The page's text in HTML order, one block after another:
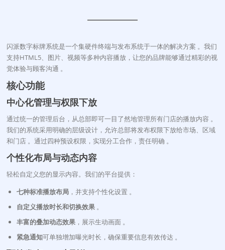
闪派数字标牌系统是一个集硬件终端与发布系统于一体的解决方案 。我们
支持HTML5、图片、视频等多种内容播放，让您的品牌能够通过精彩的视
觉体验与顾客沟通 。
核心功能
中心化管理与权限下放
通过统一的管理后台，从总部即可一目了然地管理所有门店的播放内容 。
我们的系统采用明确的层级设计，允许总部将发布权限下放给市场、区域
和门店 。通过四种预设权限，实现分工合作，责任明确 。
个性化布局与动态内容
轻松自定义您的显示内容。我们的平台提供：
七种标准播放布局 ，并支持个性化设置 。
自定义播放时长和切换效果 。
丰富的叠加动态效果 ，展示生动画面 。
紧急通知可单独增加曝光时长，确保重要信息有效传达 。